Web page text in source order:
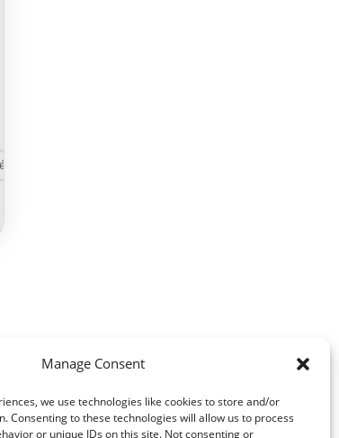
Manage Consent
we use technologies like cookies to store and/or
Consenting to these technologies will allow us to process
or unique IDs on this site. Not consenting or
diszpergálószerek terén?